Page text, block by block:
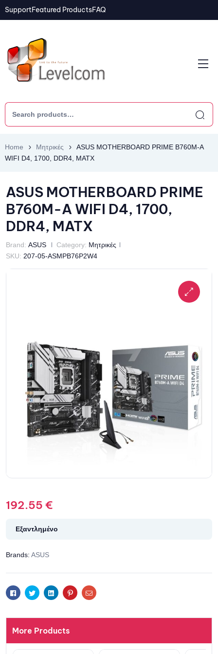
SupportFeatured ProductsFAQ
Home Μητρικές
ASUS MOTHERBOARD PRIME B760M-A
WIFI D4, 1700, DDR4, MATX
ASUS MOTHERBOARD PRIME
B760M-A WIFI D4, 1700,
DDR4, MATX
Brand: ASUS Category: Μητρικές
SKU: 207-05-ASMPB76P2W4
192.55 €
Εξαντλημένο
Brands: ASUS
FacebookTwitterLinkedinPinterestEmail
More Products